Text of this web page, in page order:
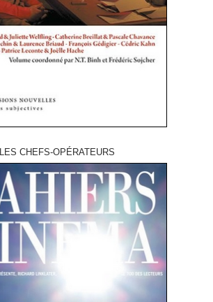
LES CHEFS-OPÉRATEURS